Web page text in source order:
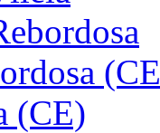
(CE)